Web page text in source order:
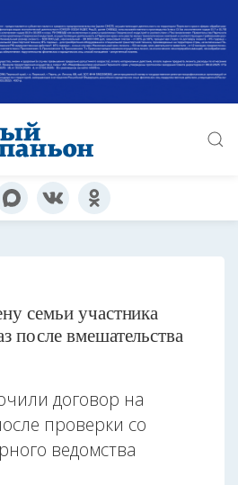
семьи участника
после вмешательства
договор на
проверки со
ведомства